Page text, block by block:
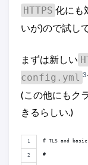
HTTPS 化にも
いが)ので試し
まずは新しい
config.yml 3
(この他にもク
きるらしい.)
# TLS and
#